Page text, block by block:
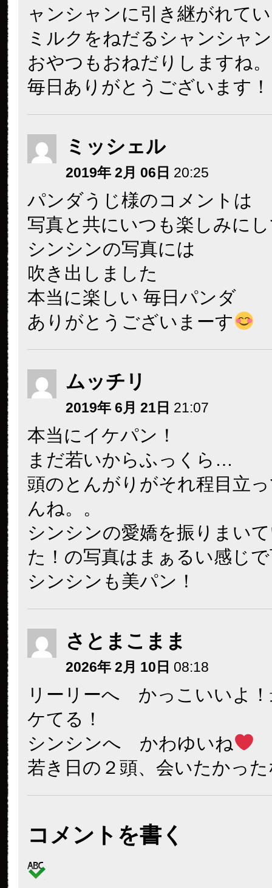
ャンシャンに引き継がれて
ミルクをねだるシャンシャ
おやつもおねだりしますね。
毎日ありがとうございます！
ミッシェル
2019年 2月 06日 20:25
パンダうじ様のコメントは
写真と共にいつも楽しみに
シンシンの写真には
吹き出しました
本当に楽しい 毎日パンダ
ありがとうございまーす
ムッチリ
2019年 6月 21日 21:07
本当にイケパン！
まだ若いからふっくら…
頭のとんがりがそれ程目立
んね。。
シンシンの愛嬌を振りまい
た！の写真はまぁるい感じ
シンシンも美パン！
さとまこまま
2026年 2月 10日 08:18
リーリーへ かっこいいよ
ケてる！
シンシンへ かわゆいね
若き日の２頭、会いたかっ
コメントを書く